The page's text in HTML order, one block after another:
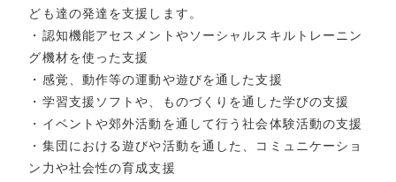
ども達の発達を支援します。
・認知機能アセスメントやソーシャルスキルトレーニン
グ機材を使った支援
・感覚、動作等の運動や遊びを通した支援
・学習支援ソフトや、ものづくりを通した学びの支援
・イベントや郊外活動を通して行う社会体験活動の支援
・集団における遊びや活動を通した、コミュニケーショ
ン力や社会性の育成支援